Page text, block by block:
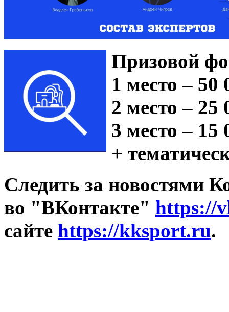
Призовой
1 место – 50
2 место – 25
3 место – 15
+
Следить за новостями
во "ВКонтакте" https://
сайте https://kksport.ru.